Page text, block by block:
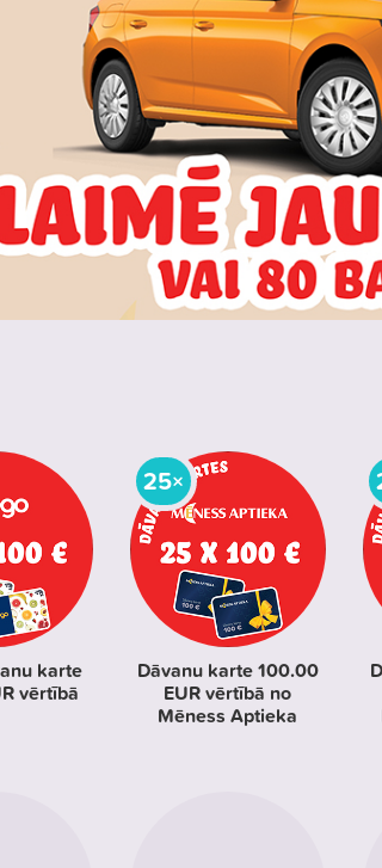
karte
vērtībā
25×
Dāvanu karte 100.00
EUR vērtībā no
Mēness Aptieka